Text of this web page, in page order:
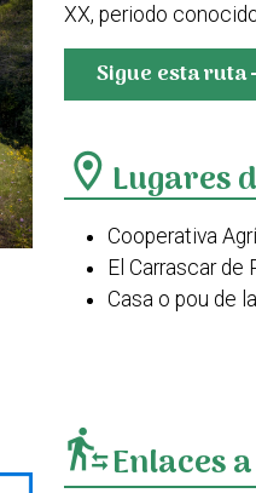
XX, periodo
Sigue esta ruta
location_on Lugares
Cooperativa
El Carrascar de
Casa o pou de
transfer_within_a_stationEnlaces